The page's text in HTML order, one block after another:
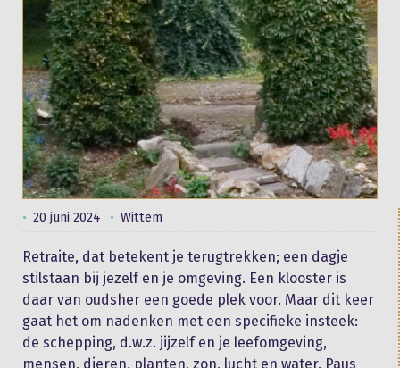
20 juni 2024 Wittem
Retraite, dat betekent je terugtrekken; een dagje
stilstaan bij jezelf en je omgeving. Een klooster is
daar van oudsher een goede plek voor. Maar dit keer
gaat het om nadenken met een specifieke insteek:
de schepping, d.w.z. jijzelf en je leefomgeving,
mensen, dieren, planten, zon, lucht en water. Paus